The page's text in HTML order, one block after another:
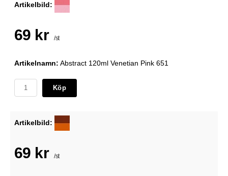
Artikelbild:
69 kr /st
Artikelnamn: Abstract 120ml Venetian Pink 651
Köp
Artikelbild:
69 kr /st